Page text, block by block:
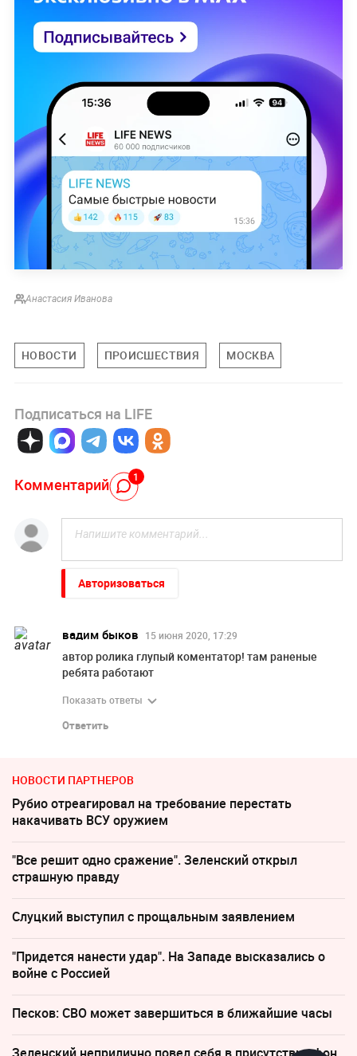
Анастасия Иванова
НОВОСТИ ПРОИСШЕСТВИЯ МОСКВА
Подписаться на LIFE
Комментарий 1
Авторизоваться
вадим быков 15 июня 2020, 17:29
автор ролика глупый коментатор! там раненые
ребята работают
Показать ответы
Ответить
НОВОСТИ ПАРТНЕРОВ
Рубио отреагировал на требование перестать
накачивать ВСУ оружием
"Все решит одно сражение". Зеленский открыл
страшную правду
Слуцкий выступил с прощальным заявлением
"Придется нанести удар". На Западе высказались о
войне с Россией
Песков: СВО может завершиться в ближайшие часы